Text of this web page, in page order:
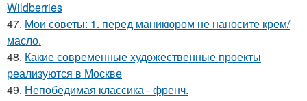
Wildberries
47. Мои советы: 1. перед маникюром не наносите крем/
масло.
48. Какие современные художественные проекты
реализуются в Москве
49. Непобедимая классика - френч.